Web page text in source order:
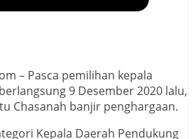
– Pasca pemilihan kepala
9 Desember 2020 lalu,
Chasanah banjir penghargaan.
Kepala Daerah Pendukung